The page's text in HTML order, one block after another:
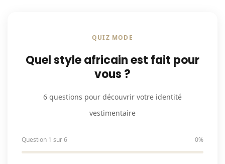
QUIZ MODE
Quel style africain est fait pour
vous ?
6 questions pour découvrir votre identité
vestimentaire
Question 1 sur 6 0%